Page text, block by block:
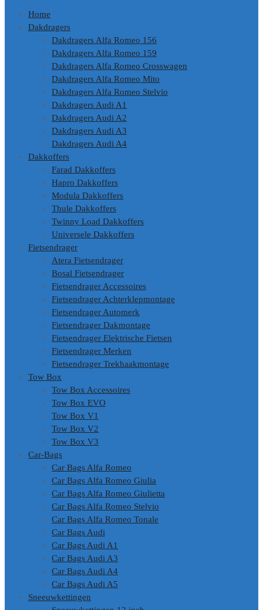
inhoudHome
Dakdragers
Dakdragers Alfa Romeo 156
Dakdragers Alfa Romeo 159
Dakdragers Alfa Romeo Crosswagen
Dakdragers Alfa Romeo Mito
Dakdragers Alfa Romeo Stelvio
Dakdragers Audi A1
Dakdragers Audi A2
Dakdragers Audi A3
Dakdragers Audi A4
Dakkoffers
Farad Dakkoffers
Hapro Dakkoffers
Modula Dakkoffers
Thule Dakkoffers
Twinny Load Dakkoffers
Universele Dakkoffers
Fietsendrager
Atera Fietsendrager
Bosal Fietsendrager
Fietsendrager Accessoires
Fietsendrager Achterklepmontage
Fietsendrager Automerk
Fietsendrager Dakmontage
Fietsendrager Elektrische Fietsen
Fietsendrager Merken
Fietsendrager Trekhaakmontage
Tow Box
Tow Box Accessoires
Tow Box EVO
Tow Box V1
Tow Box V2
Tow Box V3
Car-Bags
Car Bags Alfa Romeo
Car Bags Alfa Romeo Giulia
Car Bags Alfa Romeo Giulietta
Car Bags Alfa Romeo Stelvio
Car Bags Alfa Romeo Tonale
Car Bags Audi
Car Bags Audi A1
Car Bags Audi A3
Car Bags Audi A4
Car Bags Audi A5
Sneeuwkettingen